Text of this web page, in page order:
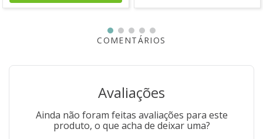
COMENTÁRIOS
Avaliações
Ainda não foram feitas avaliações para este
produto, o que acha de deixar uma?